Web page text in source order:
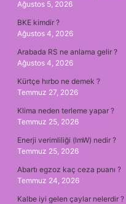
Ağustos 5, 2026
BKE kimdir ?
Ağustos 4, 2026
Arabada RS ne anlama gelir ?
Ağustos 4, 2026
Kürtçe hırbo ne demek ?
Temmuz 27, 2026
Klima neden terleme yapar ?
Temmuz 25, 2026
Enerji verimliliği (lmW) nedir ?
Temmuz 25, 2026
Abartı egzoz kaç ceza puanı ?
Temmuz 24, 2026
Kalbe iyi gelen çaylar nelerdir ?